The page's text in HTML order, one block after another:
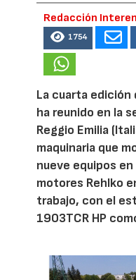
Redacción
1754
La cuarta edición
ha reunido en la
Reggio Emilia
maquinaria que
nueve equipos
motores Rehlko
trabajo, con el
1903TCR HP